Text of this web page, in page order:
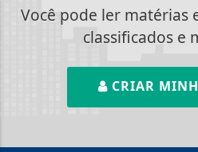
Você pode ler matérias
classificados e
CRIAR